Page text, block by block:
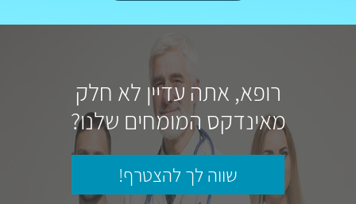
רופא, אתה עדיין לא חלק
מאינדקס המומחים שלנו?
שווה לך להצטרף!